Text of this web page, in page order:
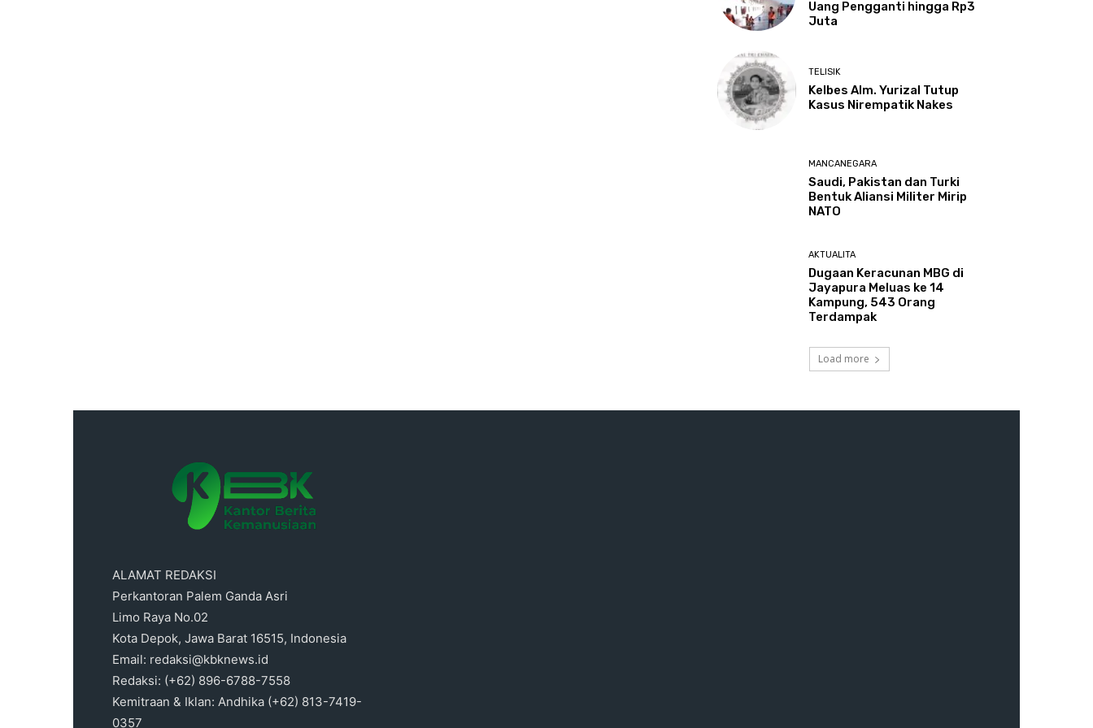
Uang Pengganti hingga Rp3
Juta
TELISIK
Kelbes Alm. Yurizal Tutup
Kasus Nirempatik Nakes
MANCANEGARA
Saudi, Pakistan dan Turki
Bentuk Aliansi Militer Mirip
NATO
AKTUALITA
Dugaan Keracunan MBG di
Jayapura Meluas ke 14
Kampung, 543 Orang
Terdampak
Load more
ALAMAT REDAKSI
Perkantoran Palem Ganda Asri
Limo Raya No.02
Kota Depok, Jawa Barat 16515, Indonesia
Email: redaksi@kbknews.id
Redaksi: (+62) 896-6788-7558
Kemitraan & Iklan: Andhika (+62) 813-7419-
0357